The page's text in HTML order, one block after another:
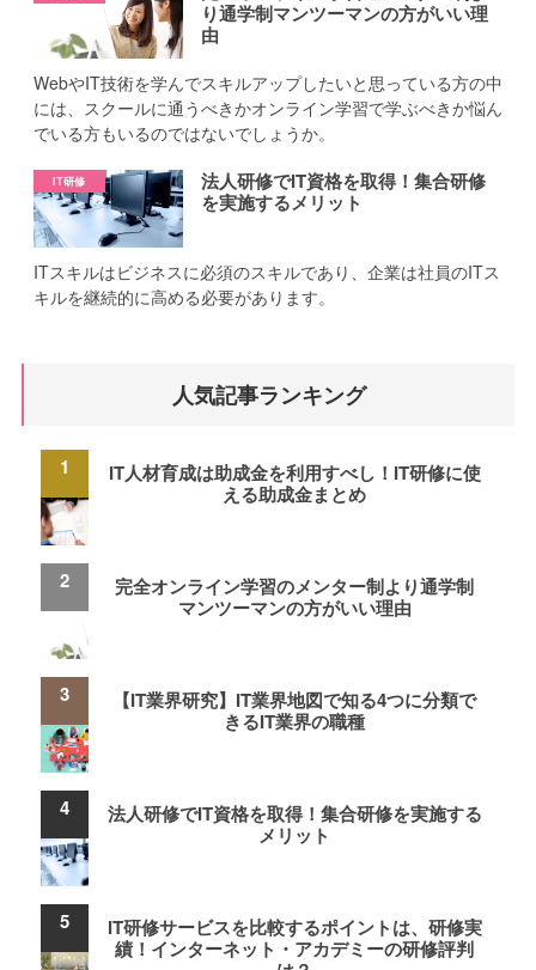
り通学制マンツーマンの方がいい理
由
WebやIT技術を学んでスキルアップしたいと思っている方の中
には、スクールに通うべきかオンライン学習で学ぶべきか悩ん
でいる方もいるのではないでしょうか。
法人研修でIT資格を取得！集合研修
を実施するメリット
ITスキルはビジネスに必須のスキルであり、企業は社員のITス
キルを継続的に高める必要があります。
人気記事ランキング
IT人材育成は助成金を利用すべし！IT研修に使
える助成金まとめ
完全オンライン学習のメンター制より通学制
マンツーマンの方がいい理由
【IT業界研究】IT業界地図で知る4つに分類で
きるIT業界の職種
法人研修でIT資格を取得！集合研修を実施する
メリット
IT研修サービスを比較するポイントは、研修実
績！インターネット・アカデミーの研修評判